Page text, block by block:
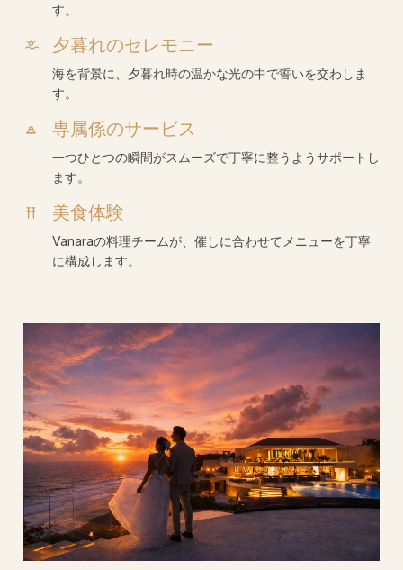
す。
夕暮れのセレモニー
海を背景に、夕暮れ時の温かな光の中で誓いを交わしま
す。
専属係のサービス
一つひとつの瞬間がスムーズで丁寧に整うようサポートし
ます。
美食体験
Vanaraの料理チームが、催しに合わせてメニューを丁寧
に構成します。